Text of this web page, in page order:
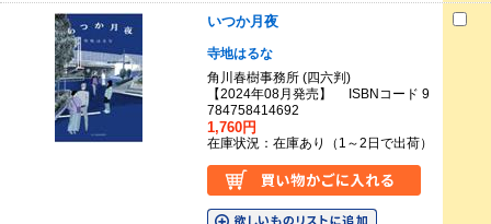
いつか月夜
寺地はるな
角川春樹事務所 (四六判)
【2024年08月発売】 ISBNコード 9
784758414692
1,760円
在庫状況：在庫あり（1～2日で出荷）